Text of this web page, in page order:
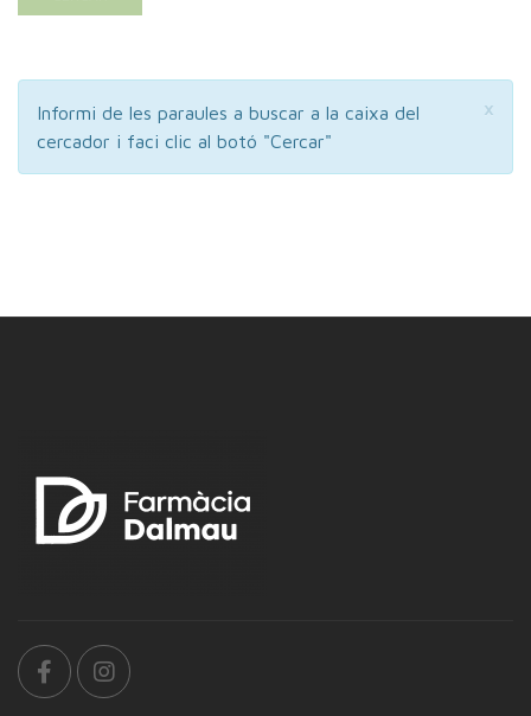
×
Informi de les paraules a buscar a la caixa del
cercador i faci clic al botó "Cercar"